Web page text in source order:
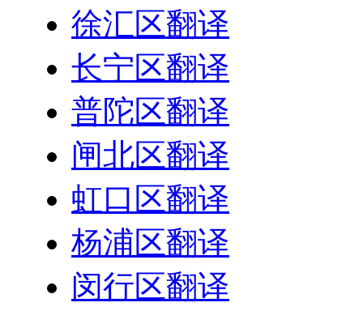
徐汇区翻译
长宁区翻译
普陀区翻译
闸北区翻译
虹口区翻译
杨浦区翻译
闵行区翻译